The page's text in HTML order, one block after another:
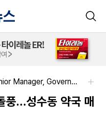
(유)한국비엠에스제약-Senior Manager, Government Affairs & External Liaison (Permanent)
풍…성수동 약국 매